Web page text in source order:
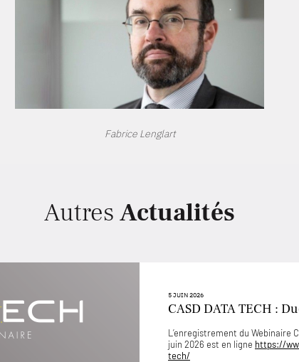
Fabrice Lenglart
Autres Actualités
5 JUIN 2026
CASD DATA TECH :
L’enregistrement du Webinaire
juin 2026 est en ligne https://
tech/